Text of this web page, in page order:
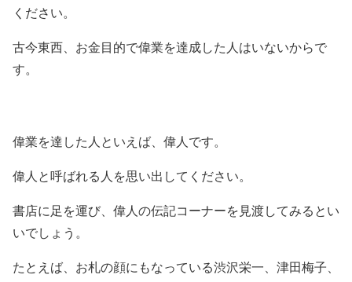
ください。
古今東西、お金目的で偉業を達成した人はいないからで
す。
偉業を達した人といえば、偉人です。
偉人と呼ばれる人を思い出してください。
書店に足を運び、偉人の伝記コーナーを見渡してみるとい
いでしょう。
たとえば、お札の顔にもなっている渋沢栄一、津田梅子、